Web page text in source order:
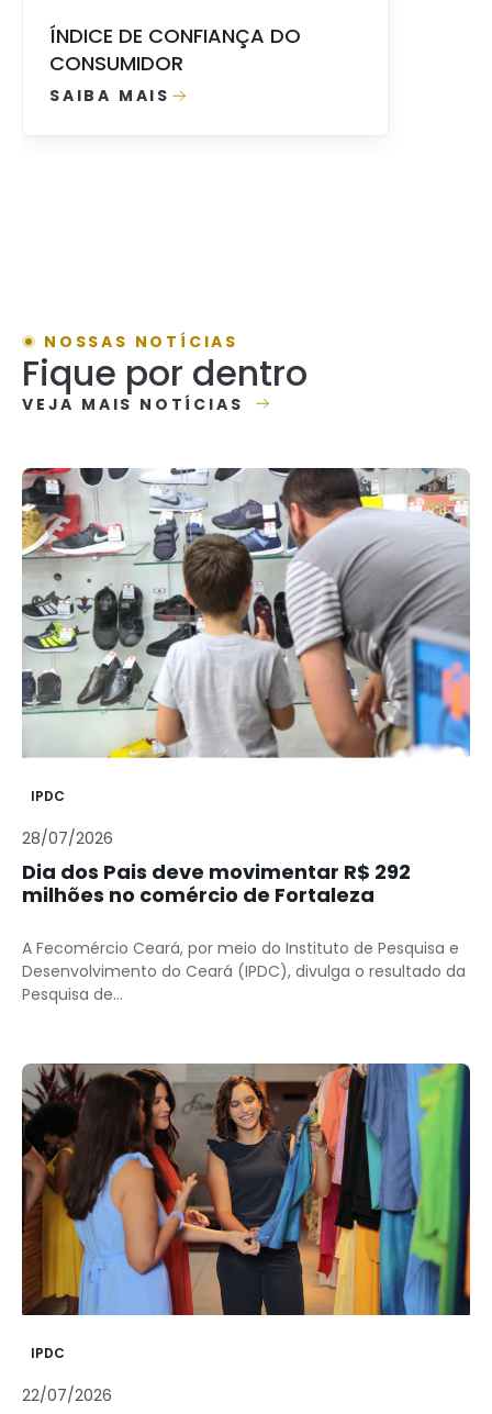
ÍNDICE DE CONFIANÇA DO
CONSUMIDOR
SAIBA MAIS
NOSSAS NOTÍCIAS
Fique por dentro
VEJA MAIS NOTÍCIAS
IPDC
28/07/2026
Dia dos Pais deve movimentar R$ 292
milhões no comércio de Fortaleza
A Fecomércio Ceará, por meio do Instituto de Pesquisa e
Desenvolvimento do Ceará (IPDC), divulga o resultado da
Pesquisa de...
IPDC
22/07/2026